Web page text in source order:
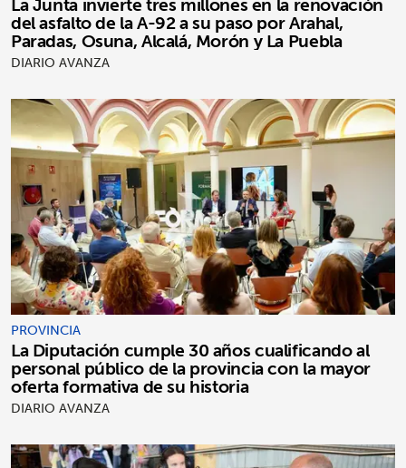
del asfalto de la A-92 a su paso por Arahal,
Paradas, Osuna, Alcalá, Morón y La Puebla
DIARIO AVANZA
PROVINCIA
La Diputación cumple 30 años cualificando al
personal público de la provincia con la mayor
oferta formativa de su historia
DIARIO AVANZA